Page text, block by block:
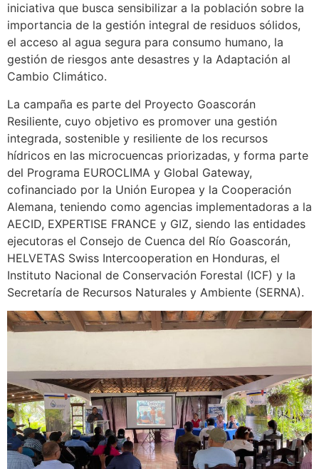
iniciativa que busca sensibilizar a la población sobre la
importancia de la gestión integral de residuos sólidos,
el acceso al agua segura para consumo humano, la
gestión de riesgos ante desastres y la Adaptación al
Cambio Climático.
La campaña es parte del Proyecto Goascorán
Resiliente, cuyo objetivo es promover una gestión
integrada, sostenible y resiliente de los recursos
hídricos en las microcuencas priorizadas, y forma parte
del Programa EUROCLIMA y Global Gateway,
cofinanciado por la Unión Europea y la Cooperación
Alemana, teniendo como agencias implementadoras a la
AECID, EXPERTISE FRANCE y GIZ, siendo las entidades
ejecutoras el Consejo de Cuenca del Río Goascorán,
HELVETAS Swiss Intercooperation en Honduras, el
Instituto Nacional de Conservación Forestal (ICF) y la
Secretaría de Recursos Naturales y Ambiente (SERNA).